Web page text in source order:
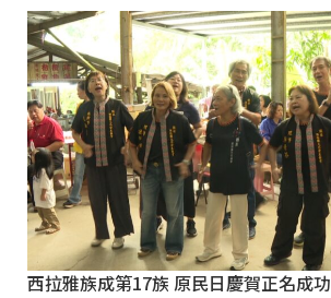
西拉雅族成第17族 原民日慶賀正名成功